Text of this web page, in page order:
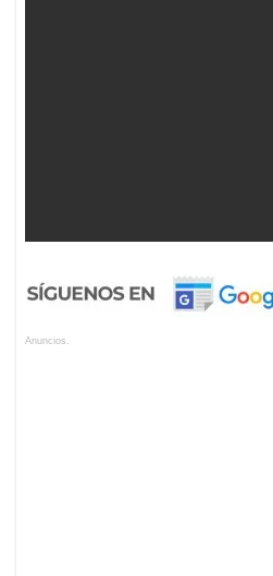
Anuncios.